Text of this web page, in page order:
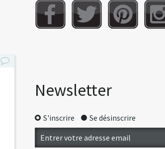
Newsletter
S'inscrire Se désinscrire